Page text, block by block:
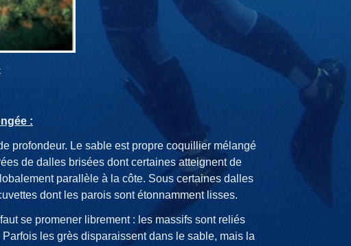
:
profondeur. Le sable est propre coquillier mélangé
de dalles brisées dont certaines atteignent de
parallèle à la côte. Sous certaines dalles
dont les parois sont étonnamment lisses.
se promener librement : les massifs sont reliés
les grès disparaissent dans le sable, mais la